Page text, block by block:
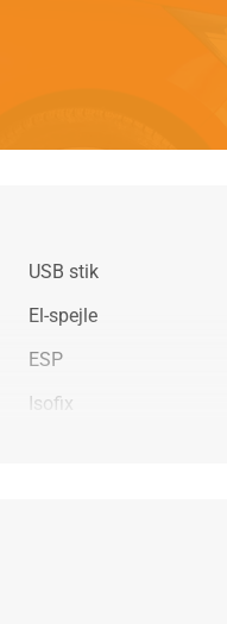
USB stik
El-spejle
ESP
Isofix